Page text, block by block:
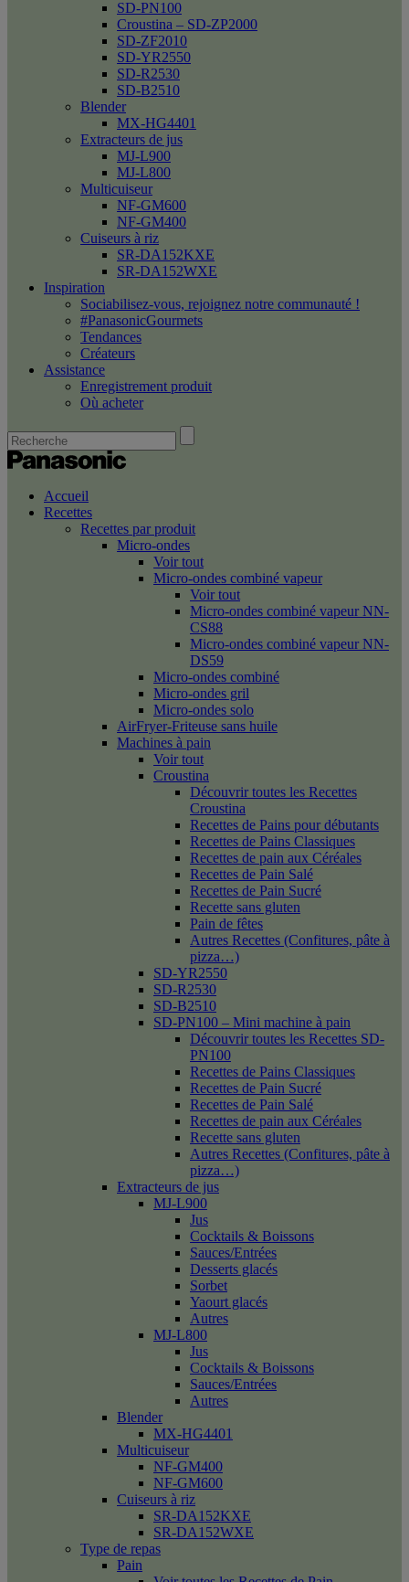
SD-PN100
Croustina – SD-ZP2000
SD-ZF2010
SD-YR2550
SD-R2530
SD-B2510
Blender
MX-HG4401
Extracteurs de jus
MJ-L900
MJ-L800
Multicuiseur
NF-GM600
NF-GM400
Cuiseurs à riz
SR-DA152KXE
SR-DA152WXE
Inspiration
Sociabilisez-vous, rejoignez notre communauté !
#PanasonicGourmets
Tendances
Créateurs
Assistance
Enregistrement produit
Où acheter
Accueil
Recettes
Recettes par produit
Micro-ondes
Voir tout
Micro-ondes combiné vapeur
Voir tout
Micro-ondes combiné vapeur NN-
CS88
Micro-ondes combiné vapeur NN-
DS59
Micro-ondes combiné
Micro-ondes gril
Micro-ondes solo
AirFryer-Friteuse sans huile
Machines à pain
Voir tout
Croustina
Découvrir toutes les Recettes
Croustina
Recettes de Pains pour débutants
Recettes de Pains Classiques
Recettes de pain aux Céréales
Recettes de Pain Salé
Recettes de Pain Sucré
Recette sans gluten
Pain de fêtes
Autres Recettes (Confitures, pâte à
pizza…)
SD-YR2550
SD-R2530
SD-B2510
SD-PN100 – Mini machine à pain
Découvrir toutes les Recettes SD-
PN100
Recettes de Pains Classiques
Recettes de Pain Sucré
Recettes de Pain Salé
Recettes de pain aux Céréales
Recette sans gluten
Autres Recettes (Confitures, pâte à
pizza…)
Extracteurs de jus
MJ-L900
Jus
Cocktails & Boissons
Sauces/Entrées
Desserts glacés
Sorbet
Yaourt glacés
Autres
MJ-L800
Jus
Cocktails & Boissons
Sauces/Entrées
Autres
Blender
MX-HG4401
Multicuiseur
NF-GM400
NF-GM600
Cuiseurs à riz
SR-DA152KXE
SR-DA152WXE
Type de repas
Pain